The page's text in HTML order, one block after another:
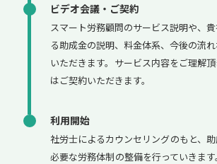
ビデオ会議・ご契約
スマート労務顧問のサービス説明や、
る助成金の説明、料金体系、今後の流
いただきます。サービス内容をご理解
はご契約いただきます。
利用開始
社労士によるカウンセリングのもと、
必要な労務体制の整備を行っていきま